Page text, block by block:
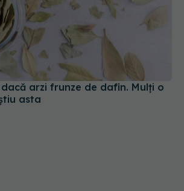
arzi frunze de dafin. Mulți o
asta